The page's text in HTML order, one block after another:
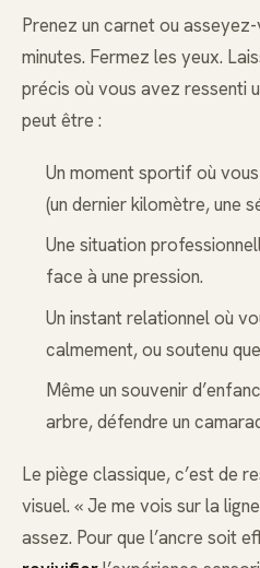
Prenez un carnet ou
minutes. Fermez les yeux.
précis où vous avez ressenti
peut être :
Un moment sportif où
(un dernier kilomètre, une
Une situation
face à une pression.
Un instant relationnel où
calmement, ou soutenu
Même un souvenir
arbre, défendre un
Le piège classique, c’est de
visuel. « Je me vois sur la
assez. Pour que l’ancre soit